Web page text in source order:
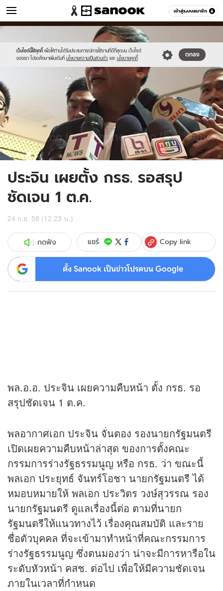
เข้าสู่ระบบสมาชิก
ข่าว หมวดอื่นๆ
เว็บไซต์นี้ใช้คุกกี้ เพื่อให้ท่านได้รับประสบการณ์การใช้งานที่ดีที่สุดบน เว็บไซต์
ของเรา โปรดศึกษาเพิ่มเติมที่ นโยบายความเป็นส่วนตัว และ นโยบายคุกกี้
ตกลง
//s.isanook.com/sr/0/images/logo-
sanook.png
//s.isanook.com/ns/0/ud/374/1871070/648038-
ประจิน เผยตั้ง กรธ. รอสรุป
ชัดเจน 1 ต.ค.
24 ก.ย. 58 (12:23 น.)
กดฟัง แชร์ Copy link
ตั้ง Sanook เป็นข่าวโปรดบน Google
พล.อ.อ. ประจิน เผยความคืบหน้า ตั้ง กรธ. รอ
สรุปชัดเจน 1 ต.ค.
พลอากาศเอก ประจิน จั่นตอง รองนายกรัฐมนตรี
เปิดเผยความคืบหน้าล่าสุด ของการตั้งคณะ
กรรมการร่างรัฐธรรมนูญ หรือ กรธ. ว่า ขณะนี้
พลเอก ประยุทธ์ จันทร์โอชา นายกรัฐมนตรี ได้
หมอบหมายให้ พลเอก ประวิตร วงษ์สุวรรณ รอง
นายกรัฐมนตรี ดูแลเรื่องนี้ต่อ ตามที่นายก
รัฐมนตรีให้แนวทางไว้ เรื่องคุณสมบัติ และราย
ชื่อตัวบุคคล ที่จะเข้ามาทำหน้าที่คณะกรรมการ
ร่างรัฐธรรมนูญ ซึ่งตนมองว่า น่าจะมีการหารือใน
ระดับหัวหน้า คสช. ต่อไป เพื่อให้มีความชัดเจน
ภายในเวลาที่กำหนด